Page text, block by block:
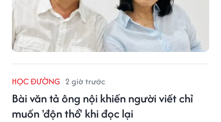
HỌC ĐƯỜNG 2 giờ trước
Bài văn tả ông nội khiến người viết chỉ
muốn 'độn thổ' khi đọc lại